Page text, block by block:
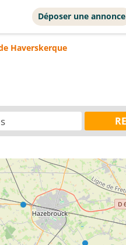
Déposer une annonce
Haverskerque